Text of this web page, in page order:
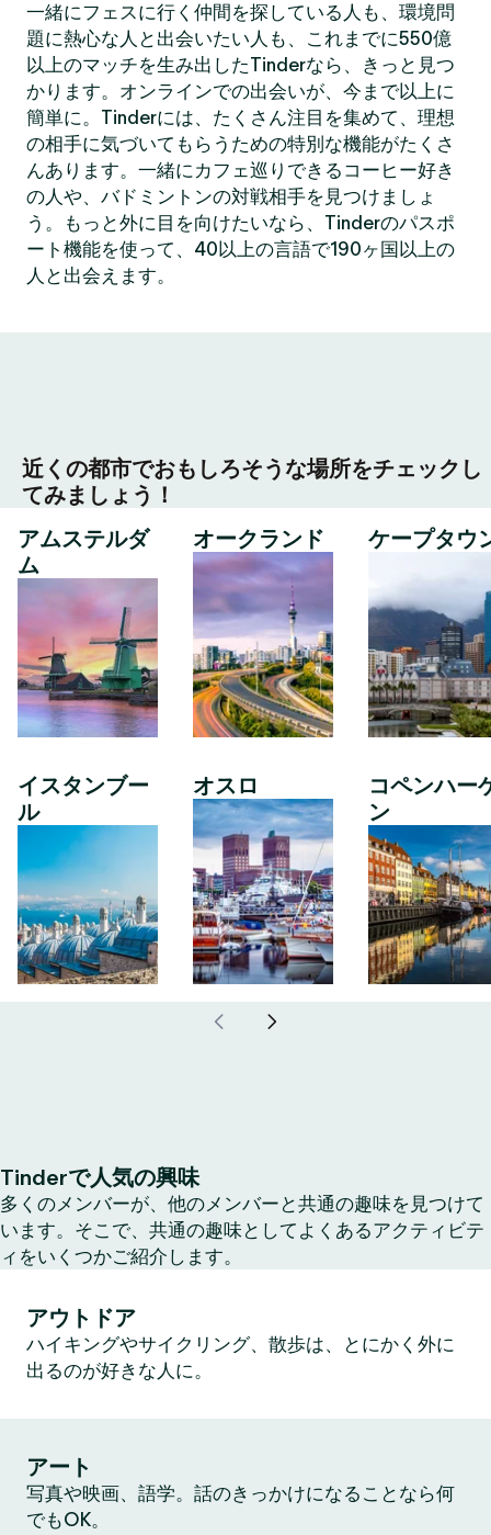
一緒にフェスに行く仲間を探している人も、環境問
題に熱心な人と出会いたい人も、これまでに550億
以上のマッチを生み出したTinderなら、きっと見つ
かります。オンラインでの出会いが、今まで以上に
簡単に。Tinderには、たくさん注目を集めて、理想
の相手に気づいてもらうための特別な機能がたくさ
んあります。一緒にカフェ巡りできるコーヒー好き
の人や、バドミントンの対戦相手を見つけましょ
う。もっと外に目を向けたいなら、Tinderのパスポ
ート機能を使って、40以上の言語で190ヶ国以上の
人と出会えます。
近くの都市でおもしろそうな場所をチェックし
てみましょう！
アムステルダ
ム
イスタンブー
ル
オークランド
オスロ
ケープタウ
コペンハー
ン
Tinderで人気の興味
多くのメンバーが、他のメンバーと共通の趣味を見つけて
います。そこで、共通の趣味としてよくあるアクティビテ
ィをいくつかご紹介します。
アウトドア
ハイキングやサイクリング、散歩は、とにかく外に
出るのが好きな人に。
アート
写真や映画、語学。話のきっかけになることなら何
でもOK。